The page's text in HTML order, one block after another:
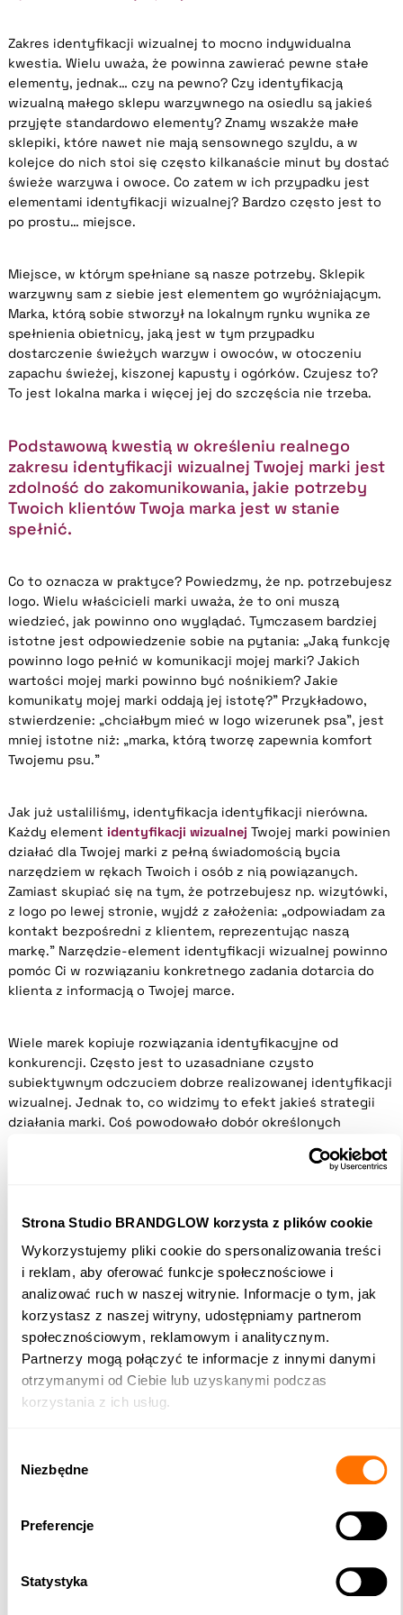
Strona Studio BRANDGLOW korzysta z plików cookie
Wykorzystujemy pliki cookie do spersonalizowania treści
i reklam, aby oferować funkcje społecznościowe i
analizować ruch w naszej witrynie. Informacje o tym, jak
korzystasz z naszej witryny, udostępniamy partnerom
społecznościowym, reklamowym i analitycznym.
Partnerzy mogą połączyć te informacje z innymi danymi
otrzymanymi od Ciebie lub uzyskanymi podczas
korzystania z ich usług.
zgody
Niezbędne
Preferencje
Statystyka
Zakres identyfikacji wizualnej to mocno indywidualna
kwestia. Wielu uważa, że powinna zawierać pewne stałe
elementy, jednak… czy na pewno? Czy identyfikacją
wizualną małego sklepu warzywnego na osiedlu są jakieś
przyjęte standardowo elementy? Znamy wszakże małe
sklepiki, które nawet nie mają sensownego szyldu, a w
kolejce do nich stoi się często kilkanaście minut by dostać
świeże warzywa i owoce. Co zatem w ich przypadku jest
elementami identyfikacji wizualnej? Bardzo często jest to
po prostu… miejsce.
Miejsce, w którym spełniane są nasze potrzeby. Sklepik
warzywny sam z siebie jest elementem go wyróżniającym.
Marka, którą sobie stworzył na lokalnym rynku wynika ze
spełnienia obietnicy, jaką jest w tym przypadku
dostarczenie świeżych warzyw i owoców, w otoczeniu
zapachu świeżej, kiszonej kapusty i ogórków. Czujesz to?
To jest lokalna marka i więcej jej do szczęścia nie trzeba.
Podstawową kwestią w określeniu realnego
zakresu identyfikacji wizualnej Twojej marki jest
zdolność do zakomunikowania, jakie potrzeby
Twoich klientów Twoja marka jest w stanie
spełnić.
Co to oznacza w praktyce? Powiedzmy, że np. potrzebujesz
logo. Wielu właścicieli marki uważa, że to oni muszą
wiedzieć, jak powinno ono wyglądać. Tymczasem bardziej
istotne jest odpowiedzenie sobie na pytania: „Jaką funkcję
powinno logo pełnić w komunikacji mojej marki? Jakich
wartości mojej marki powinno być nośnikiem? Jakie
komunikaty mojej marki oddają jej istotę?” Przykładowo,
stwierdzenie: „chciałbym mieć w logo wizerunek psa”, jest
mniej istotne niż: „marka, którą tworzę zapewnia komfort
Twojemu psu.”
Jak już ustaliliśmy, identyfikacja identyfikacji nierówna.
Każdy element identyfikacji wizualnej Twojej marki powinien
działać dla Twojej marki z pełną świadomością bycia
narzędziem w rękach Twoich i osób z nią powiązanych.
Zamiast skupiać się na tym, że potrzebujesz np. wizytówki,
z logo po lewej stronie, wyjdź z założenia: „odpowiadam za
kontakt bezpośredni z klientem, reprezentując naszą
markę.” Narzędzie-element identyfikacji wizualnej powinno
pomóc Ci w rozwiązaniu konkretnego zadania dotarcia do
klienta z informacją o Twojej marce.
Wiele marek kopiuje rozwiązania identyfikacyjne od
konkurencji. Często jest to uzasadniane czysto
subiektywnym odczuciem dobrze realizowanej identyfikacji
wizualnej. Jednak to, co widzimy to efekt jakieś strategii
działania marki. Coś powodowało dobór określonych
Chcesz dobrze określić zakres
identyfikacji wizualnej Twojej marki?
Postaw przed identyfikacja wizualną realne zadanie
przekazania ważnych dla Ciebie i Twojej marki
komunikatów, które mają przekonać Twoich klientów.
Nie skupiaj się nad formą, ale nad merytoryką. Niech
będzie ważna dla Ciebie odpowiedź na pytanie: „co?”, a
nie: „jak? w jaki sposób?”
Określ miejsca, w których Twoi klienci mogliby spotkać
przekazać.
Zakres identyfikacji wizualnej Twojej marki powinien
W identyfikacji wizualnej nie staraj się stawiać na